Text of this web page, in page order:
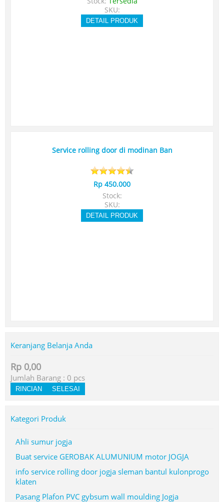
SKU:
DETAIL PRODUK
Service rolling door di modinan Ban
Rp 450.000
Stock:
SKU:
DETAIL PRODUK
Keranjang Belanja Anda
Rp 0,00
Jumlah Barang : 0 pcs
RINCIAN SELESAI
Kategori Produk
Ahli sumur jogja
Buat service GEROBAK ALUMUNIUM motor JOGJA
info service rolling door jogja sleman bantul kulonprogo
klaten
Pasang Plafon PVC gybsum wall moulding Jogja